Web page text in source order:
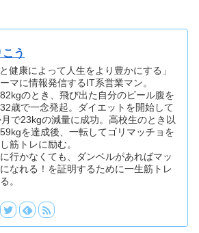
こう
と健康によって人生をより豊かにする」
マに情報発信するIT系営業マン。
のとき、飛び出た自分のビール腹を
歳で一念発起。ダイエットを開始して
で23kgの減量に成功。高校生のとき以
を達成後、一転してゴリマッチョを
筋トレに励む。
行かなくても、ダンベルがあればマッ
なれる！を証明するために一生筋トレ
。